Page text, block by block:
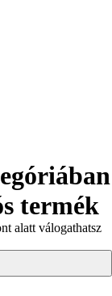
termék
alatt válogathatsz